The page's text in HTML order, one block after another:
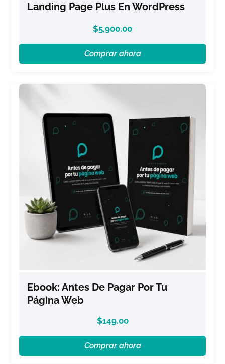
Landing Page Plus En WordPress
$5,900.00
Comprar ahora
Ebook: Antes De Pagar Por Tu
Página Web
$149.00
Comprar ahora